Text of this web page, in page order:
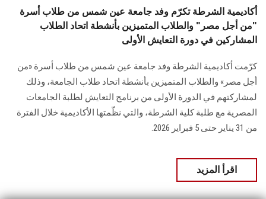
أكاديمية الشرطة تكرّم وفد جامعة عين شمس من طلاب أسرة
"من أجل مصر" والطلاب المتميزين بأنشطة اتحاد الطلاب
المشاركين في دورة التعايش الأولى
كرّمت أكاديمية الشرطة وفد جامعة عين شمس من طلاب أسرة «من
أجل مصر» والطلاب المتميزين بأنشطة اتحاد طلاب الجامعة، وذلك
لمشاركتهم في الدورة الأولى من برنامج التعايش لطلبة الجامعات
المصرية مع طلبة كلية الشرطة، والتي نظّمتها الأكاديمية خلال الفترة
من 31 يناير حتى 5 فبراير 2026.
اقرأ المزيد